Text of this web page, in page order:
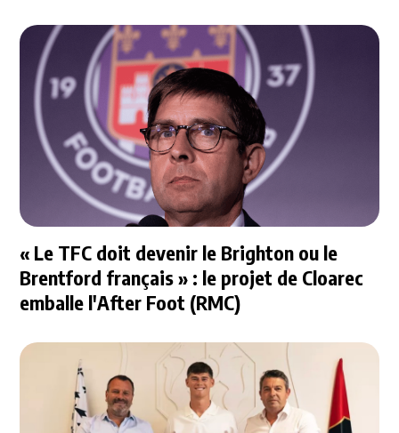
« Le TFC doit devenir le Brighton ou le
Brentford français » : le projet de Cloarec
emballe l'After Foot (RMC)